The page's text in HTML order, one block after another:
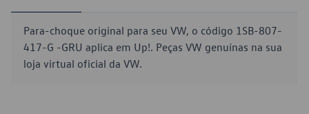
Para-choque original para seu VW, o código 1SB-807-
417-G -GRU aplica em Up!. Peças VW genuínas na sua
loja virtual oficial da VW.